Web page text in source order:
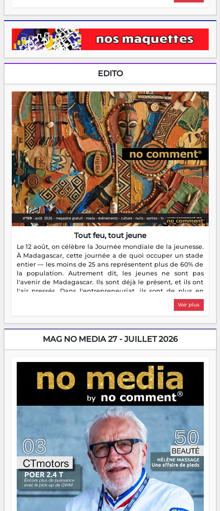
EDITO
Tout feu, tout jeune
Le 12 août, on célèbre la Journée mondiale de la jeunesse.
À Madagascar, cette journée a de quoi occuper un stade
entier — les moins de 25 ans représentent plus de 60% de
la population. Autrement dit, les jeunes ne sont pas
l'avenir de Madagascar. Ils sont déjà le présent, et ils ont
l'air pressés. Dans l'entrepreneuriat, ils sont de plus en
plus nombreux à se lancer, à créer, à risquer — souvent
sans filet, souvent sans aide, mais toujours avec cette
dorment vraiment la nuit. En culture, les nouvelles sont
encore meilleures. Aina Rasamoelina vient de décrocher le
Prix RFI Instrumental Afrique. Miangaly Elia rafle le Prix
jeunes qui tiennent la torche. Alors oui, on pourrait
s'arrêter là, applaudir et rentrer chez soi satisfait. Mais ce
serait passer à côté d'une chose essentielle. La fougue, ça
brûle fort — et parfois, ça brûle vite. Une flamme sans
direction peut éclairer autant qu'elle peut consumer. C'est
là que les aînés entrent en scène — pas pour reprendre le
gouvernail, mais pour montrer où sont les récifs. Les jeunes
ont la force, les vieux ont l'expérience, comme on dit. Ce
n'est pas un combat de générations — c'est une question
d'équipage. Partagez vos réussites, mais aussi vos échecs.
Surtout vos échecs, d'ailleurs — ils enseignent mieux que
n'importe quel manuel. À Madagascar, la barque avance.
Il faut juste s'assurer que tout le monde rame dans le
même sens.
Voir plus
MAG NO MEDIA 27 - JUILLET 2026